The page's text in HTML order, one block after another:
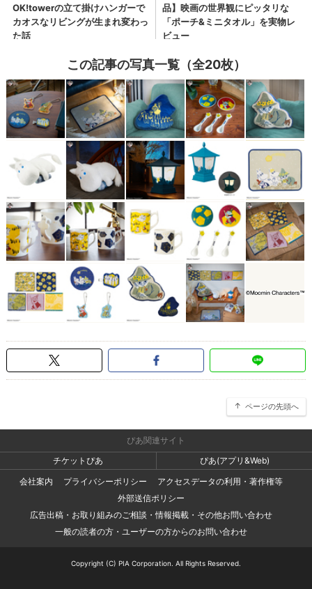
この記事の写真一覧（全20枚）
ページの先頭へ
ぴあ関連サイト
チケットぴあ
ぴあ(アプリ&Web)
会社案内
プライバシーポリシー
アクセスデータの利用・著作権等
外部送信ポリシー
広告出稿・お取り組みのご相談・情報掲載・その他お問い合わせ
一般の読者の方・ユーザーの方からのお問い合わせ
Copyright (C) PIA Corporation. All Rights Reserved.